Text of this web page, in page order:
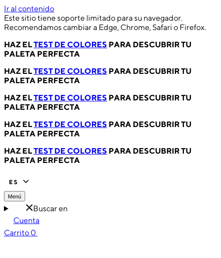
Ir al contenido
Este sitio tiene soporte limitado para su navegador.
Recomendamos cambiar a Edge, Chrome, Safari o Firefox.
HAZ ELTEST DE COLORES PARA DESCUBRIR TU
PALETA PERFECTA
HAZ ELTEST DE COLORES PARA DESCUBRIR TU
PALETA PERFECTA
HAZ ELTEST DE COLORES PARA DESCUBRIR TU
PALETA PERFECTA
HAZ ELTEST DE COLORES PARA DESCUBRIR TU
PALETA PERFECTA
HAZ ELTEST DE COLORES PARA DESCUBRIR TU
PALETA PERFECTA
ES
Menú
Buscar en
Cuenta
Carrito 0